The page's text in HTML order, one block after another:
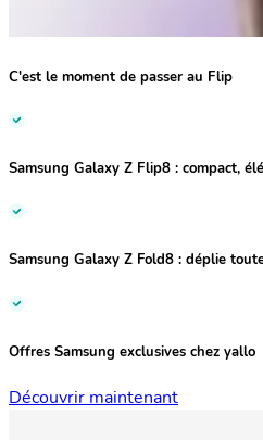
C'est le moment de passer au Flip
Samsung Galaxy Z Flip8 : compact,
Samsung Galaxy Z Fold8 : déplie
Offres Samsung exclusives chez yallo
Découvrir maintenant